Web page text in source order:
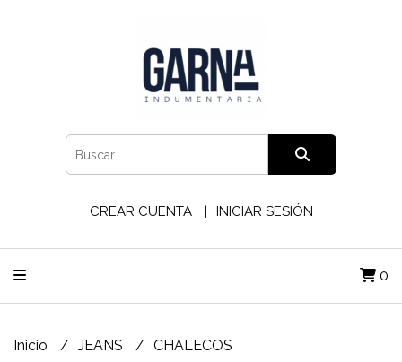
CREAR CUENTA INICIAR SESIÓN
0
Inicio JEANS CHALECOS